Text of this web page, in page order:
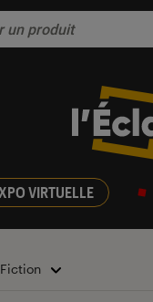
VIRTUELLE
Fiction